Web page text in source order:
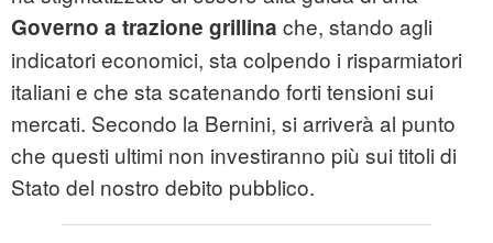
Governo a trazione grillina che, stando agli
indicatori economici, sta colpendo i risparmiatori
italiani e che sta scatenando forti tensioni sui
mercati. Secondo la Bernini, si arriverà al punto
che questi ultimi non investiranno più sui titoli di
Stato del nostro debito pubblico.